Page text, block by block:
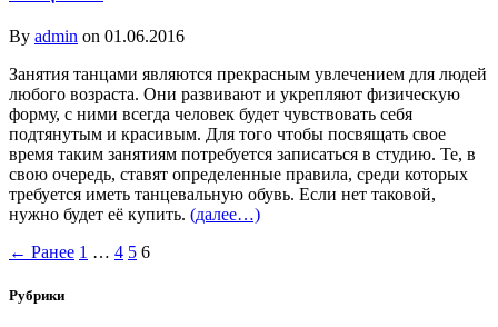
By admin on 01.06.2016
Занятия танцами являются прекрасным увлечением для людей
любого возраста. Они развивают и укрепляют физическую
форму, с ними всегда человек будет чувствовать себя
подтянутым и красивым. Для того чтобы посвящать свое
время таким занятиям потребуется записаться в студию. Те, в
свою очередь, ставят определенные правила, среди которых
требуется иметь танцевальную обувь. Если нет таковой,
нужно будет её купить. (далее…)
← Ранее 1 … 4 5 6
Рубрики